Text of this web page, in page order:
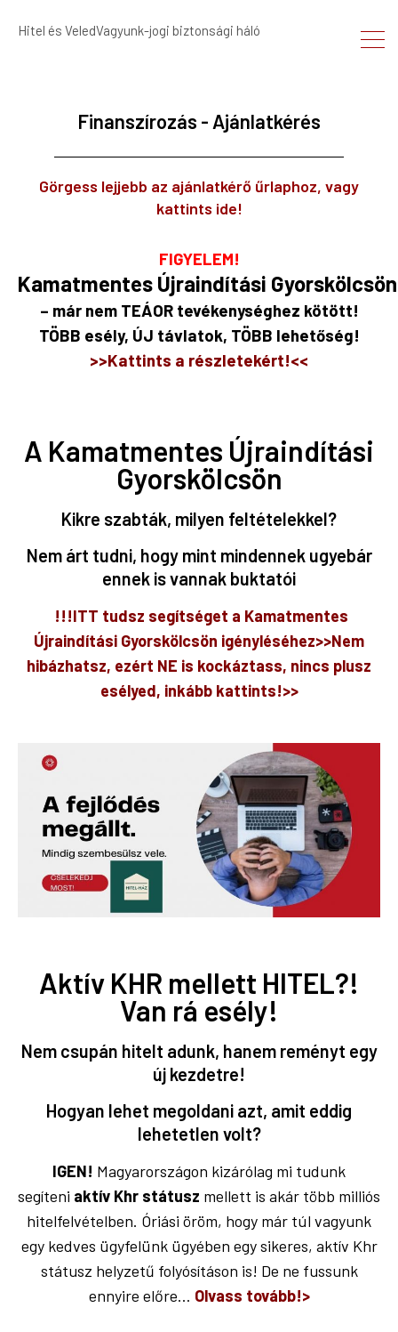
Hitel és VeledVagyunk-jogi biztonsági háló
Finanszírozás - Ajánlatkérés
Görgess lejjebb az ajánlatkérő űrlaphoz, vagy
kattints ide!
FIGYELEM!
Kamatmentes Újraindítási Gyorskölcsön
– már nem TEÁOR tevékenységhez kötött!
TÖBB esély, ÚJ távlatok, TÖBB lehetőség!
>>Kattints a részletekért!<<
A Kamatmentes Újraindítási
Gyorskölcsön
Kikre szabták, milyen feltételekkel?
Nem árt tudni, hogy mint mindennek ugyebár
ennek is vannak buktatói
!!!ITT tudsz segítséget a Kamatmentes
Újraindítási Gyorskölcsön igényléséhez>>Nem
hibázhatsz, ezért NE is kockáztass, nincs plusz
esélyed, inkább kattints!>>
Aktív KHR mellett HITEL?!
Van rá esély!
Nem csupán hitelt adunk, hanem reményt egy
új kezdetre!
Hogyan lehet megoldani azt, amit eddig
lehetetlen volt?
IGEN! Magyarországon kizárólag mi tudunk
segíteni aktív Khr státusz mellett is akár több milliós
hitelfelvételben. Óriási öröm, hogy már túl vagyunk
egy kedves ügyfelünk ügyében egy sikeres, aktív Khr
státusz helyzetű folyósításon is! De ne fussunk
ennyire előre… Olvass tovább!>